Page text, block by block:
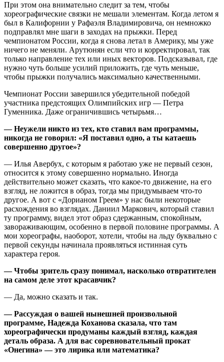
При этом она внимательно следит за тем, чтобы
хореографические связки не мешали элементам. Когда летом я
был в Калифорнии у Рафаэля Владимировича, он немножко
подправлял мне шаги в заходах на прыжки. Перед
чемпионатом России, когда я снова летал в Америку, мы уже
ничего не меняли. Арутюнян если что и корректировал, так
только направление тех или иных векторов. Подсказывал, где
нужно чуть больше усилий приложить, где чуть меньше,
чтобы прыжки получались максимально качественными.
Чемпионат России завершился убедительной победой
участника предстоящих Олимпийских игр — Петра
Гуменника. Даже ограничившись четырьмя…
— Неужели никто из тех, кто ставил вам программы,
никогда не говорил: «Я поставил одно, а ты катаешь
совершенно другое»?
— Илья Авербух, с которым я работаю уже не первый сезон,
относится к этому совершенно нормально. Иногда
действительно может сказать, что какое-то движение, на его
взгляд, не ложится в образ, тогда мы придумываем что-то
другое. А вот с «Дорианом Греем» у нас были некоторые
расхождения во взглядах. Даниил Маркович, который ставил
ту программу, видел этот образ сдержанным, спокойным,
завораживающим, особенно в первой половине программы. А
мои хореографы, наоборот, хотели, чтобы на льду буквально с
первой секунды начинала проявляться истинная суть
характера героя.
— Чтобы зритель сразу понимал, насколько отвратителен
на самом деле этот красавчик?
— Да, можно сказать и так.
— Рассуждая о вашей нынешней произвольной
программе, Надежда Коханова сказала, что там
хореографически продуманы каждый взгляд, каждая
деталь образа. А для вас соревновательный прокат
«Онегина» — это лирика или математика?